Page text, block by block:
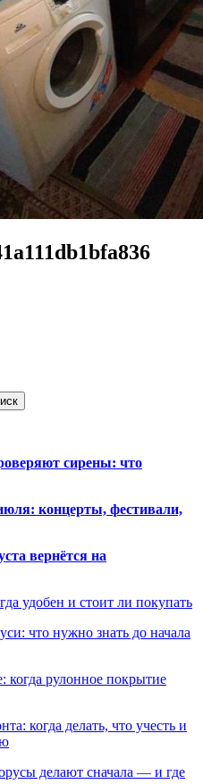
сирены: что
концерты, фестивали,
вернётся на
удобен и стоит ли покупать
что нужно знать до начала
рулонное покрытие
когда делать, что учесть и
делают сначала — и где